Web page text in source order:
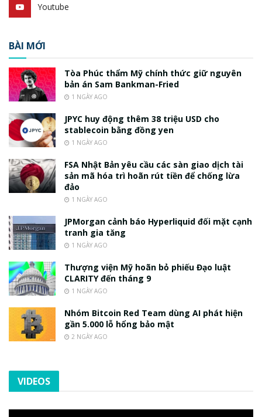
Youtube
BÀI MỚI
Tòa Phúc thẩm Mỹ chính thức giữ nguyên
bản án Sam Bankman-Fried
1 NGÀY AGO
JPYC huy động thêm 38 triệu USD cho
stablecoin bằng đồng yen
1 NGÀY AGO
FSA Nhật Bản yêu cầu các sàn giao dịch tài
sản mã hóa trì hoãn rút tiền để chống lừa
đảo
1 NGÀY AGO
JPMorgan cảnh báo Hyperliquid đối mặt cạnh
tranh gia tăng
1 NGÀY AGO
Thượng viện Mỹ hoãn bỏ phiếu Đạo luật
CLARITY đến tháng 9
1 NGÀY AGO
Nhóm Bitcoin Red Team dùng AI phát hiện
gần 5.000 lỗ hổng bảo mật
2 NGÀY AGO
VIDEOS